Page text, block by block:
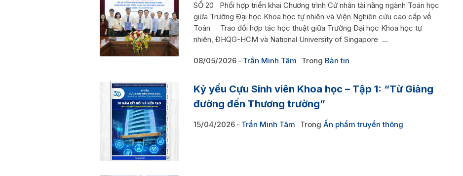
SỐ 20 Phối hợp triển khai Chương trình Cử nhân tài năng ngành Toán học
giữa Trường Đại học Khoa học tự nhiên và Viện Nghiên cứu cao cấp về
Toán Trao đổi hợp tác học thuật giữa Trường Đại học Khoa học tự
nhiên, ĐHQG-HCM và National University of Singapore ...
08/05/2026 Trần Minh Tâm Trong Bản tin
Kỷ yếu Cựu Sinh viên Khoa học – Tập 1: “Từ Giảng
đường đến Thương trường”
15/04/2026 Trần Minh Tâm Trong Ấn phẩm truyền thông